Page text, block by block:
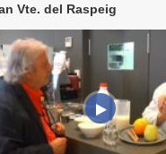
Vte. del Raspeig